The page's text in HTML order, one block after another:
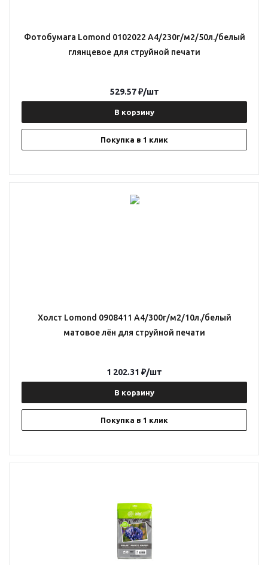
Фотобумага Lomond 0102022 A4/230г/м2/50л./белый
глянцевое для струйной печати
В корзину
Покупка в 1 клик
529.57₽/шт
Холст Lomond 0908411 A4/300г/м2/10л./белый
матовое лён для струйной печати
В корзину
Покупка в 1 клик
1 202.31 ₽/шт